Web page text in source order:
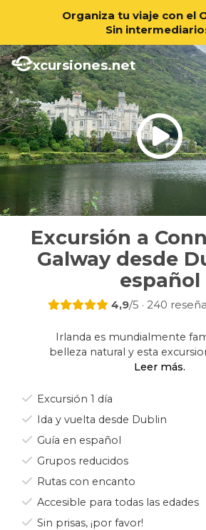
Organiza tu viaje con el
Sin
xcursiones.net
Excursión a
Galway desde
español
4,9/5 · 240
Irlanda es mundialmente
belleza natural y esta
extremo oeste y salvaje lado
parajes que Irlanda le puede
otro nos acompañarán
sentirás eufórico al pasar
inimaginable lugar, Galway y
Irlanda donde las ovejas tiene
paso sobre los vehículos en
Excursión 1 día
Ida y vuelta desde Dublin
Guía en español
Grupos reducidos
Rutas con encanto
Accesible para todas las edades
Sin prisas, ¡por favor!